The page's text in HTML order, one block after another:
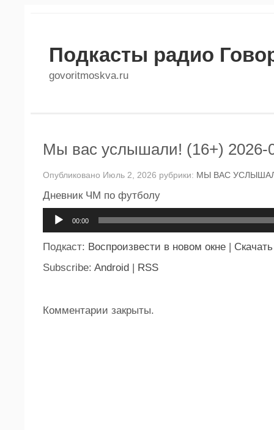
Подкасты радио
govoritmoskva.ru
Мы вас услышали! (16+) 2026-
Опубликовано Июль 2, 2026 рубрики: МЫ ВАС
Дневник ЧМ по футболу
00:00
Подкаст: Воспроизвести в новом окне | Скачать
Subscribe: Android | RSS
Комментарии закрыты.